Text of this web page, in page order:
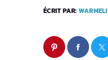
ÉCRIT PAR: